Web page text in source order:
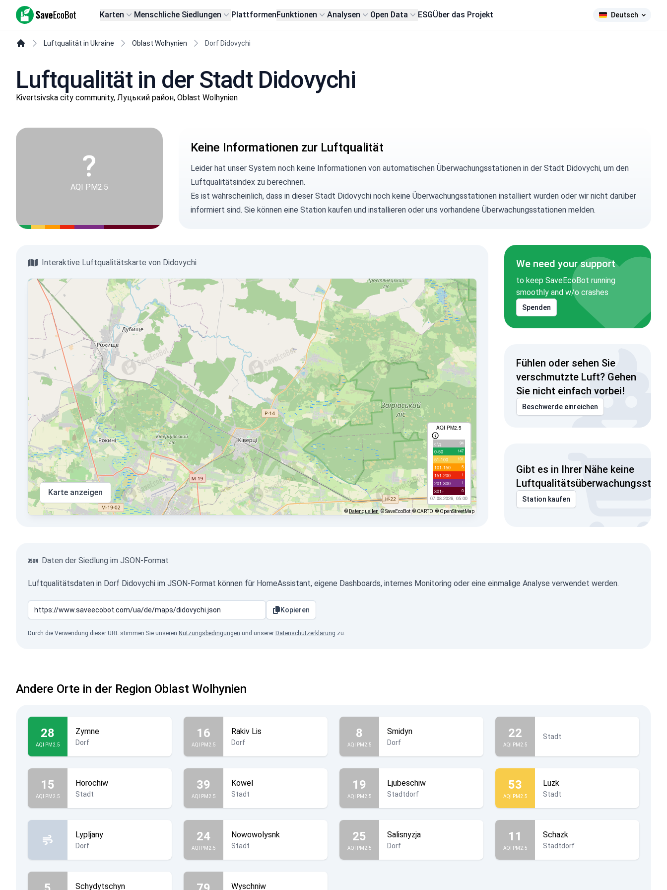
SaveEcoBot Karten Menschliche Siedlungen PlattformenFunktionen Analysen Open Data ESGÜber das Projekt Deutsch
Luftqualität in Ukraine Oblast Wolhynien Dorf Didovychi
Luftqualität in der Stadt Didovychi
Kivertsivska city community, Луцький район, Oblast Wolhynien
?
AQI PM2.5
Keine Informationen zur Luftqualität
Leider hat unser System noch keine Informationen von automatischen Überwachungsstationen in der Stadt Didovychi, um den
Luftqualitätsindex zu berechnen.
Es ist wahrscheinlich, dass in dieser Stadt Didovychi noch keine Überwachungsstationen installiert wurden oder wir nicht darüber
informiert sind. Sie können eine Station kaufen und installieren oder uns vorhandene Überwachungsstationen melden.
Interaktive Luftqualitätskarte von Didovychi
AQI PM2.5
с/д 94
0-50 147
51-100 101
101-150 5
151-200 1
201-300 1
301+ 0
07.08.2026, 05:00
Karte anzeigen
© Datenquellen © SaveEcoBot © CARTO © OpenStreetMap
We need your support
to keep SaveEcoBot running
smoothly and w/o crashes
Spenden
Fühlen oder sehen Sie
verschmutzte Luft? Gehen
Sie nicht einfach vorbei!
Beschwerde einreichen
Gibt es in Ihrer Nähe keine
Station kaufen
Daten der Siedlung im JSON-Format
Luftqualitätsdaten in Dorf Didovychi im JSON-Format können für HomeAssistant, eigene Dashboards, internes Monitoring oder eine einmalige Analyse verwendet werden.
Kopieren
Durch die Verwendung dieser URL stimmen Sie unseren Nutzungsbedingungen und unserer Datenschutzerklärung zu.
Andere Orte in der Region Oblast Wolhynien
28
AQI PM2.5
Zymne
Dorf
16
AQI PM2.5
Rakiv Lis
Dorf
8
AQI PM2.5
Smidyn
Dorf
22
AQI PM2.5
Stadt
15
AQI PM2.5
Horochiw
Stadt
39
AQI PM2.5
Kowel
Stadt
19
AQI PM2.5
Ljubeschiw
Stadtdorf
53
AQI PM2.5
Luzk
Stadt
Lypljany
Dorf
24
AQI PM2.5
Nowowolysnk
Stadt
25
AQI PM2.5
Salisnyzja
Dorf
11
AQI PM2.5
Schazk
Stadtdorf
Schydytschyn Wyschniw